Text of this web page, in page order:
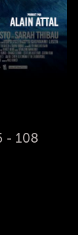
- 108